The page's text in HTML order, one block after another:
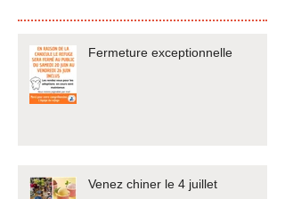
Fermeture exceptionnelle
Venez chiner le 4 juillet